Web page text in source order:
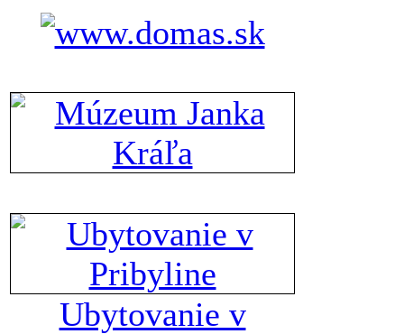
Ubytovanie v